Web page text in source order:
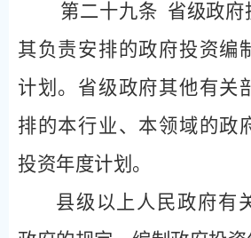
第二十九条 省级政府
其负责安排的政府投资编
计划。省级政府其他有关
排的本行业、本领域的政
投资年度计划。
县级以上人民政府有